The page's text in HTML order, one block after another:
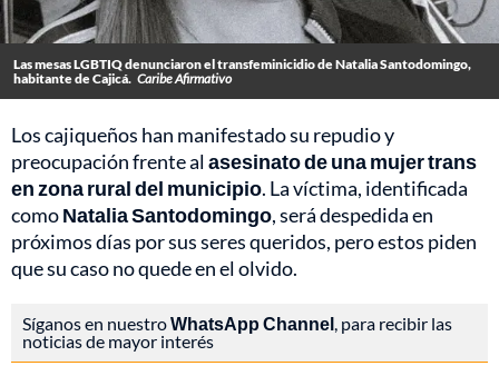
Las mesas LGBTIQ denunciaron el transfeminicidio de Natalia Santodomingo,
habitante de Cajicá. Caribe Afirmativo
Los cajiqueños han manifestado su repudio y
preocupación frente alasesinato de una mujer trans
en zona rural del municipio. La víctima, identificada
comoNatalia Santodomingo, será despedida en
próximos días por sus seres queridos, pero estos piden
que su caso no quede en el olvido.
Síganos en nuestroWhatsApp Channel, para recibir las
noticias de mayor interés